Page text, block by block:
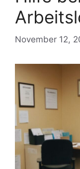
November 12,